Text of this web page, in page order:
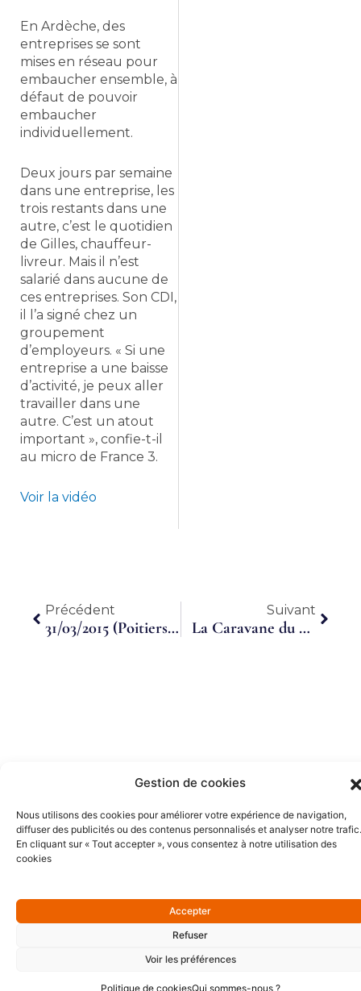
Gestion de cookies
Nous utilisons des cookies pour améliorer votre expérience de navigation,
diffuser des publicités ou des contenus personnalisés et analyser notre trafic.
En cliquant sur « Tout accepter », vous consentez à notre utilisation des
cookies
Accepter
Refuser
Voir les préférences
Politique de cookiesQui sommes-nous ?
En Ardèche, des
entreprises se sont
mises en réseau pour
embaucher ensemble, à
défaut de pouvoir
embaucher
individuellement.
Deux jours par semaine
dans une entreprise, les
trois restants dans une
autre, c’est le quotidien
de Gilles, chauffeur-
livreur. Mais il n’est
salarié dans aucune de
ces entreprises. Son CDI,
il l’a signé chez un
groupement
d’employeurs. « Si une
entreprise a une baisse
d’activité, je peux aller
travailler dans une
autre. C’est un atout
important », confie-t-il
au micro de France 3.
Voir la vidéo
Précédent
Précédent
31/03/2015 (Poitiers) : 30 ans des Groupements d’Employeurs – 15 ans du CRGE Poitou-Charentes
Suivant
La Caravane du Temps Partagé ou le bâton de pèlerin de CTP Loire
Partenaires Or